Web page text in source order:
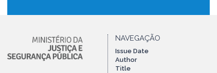
NAVEGAÇÃO
Issue Date
Author
Title